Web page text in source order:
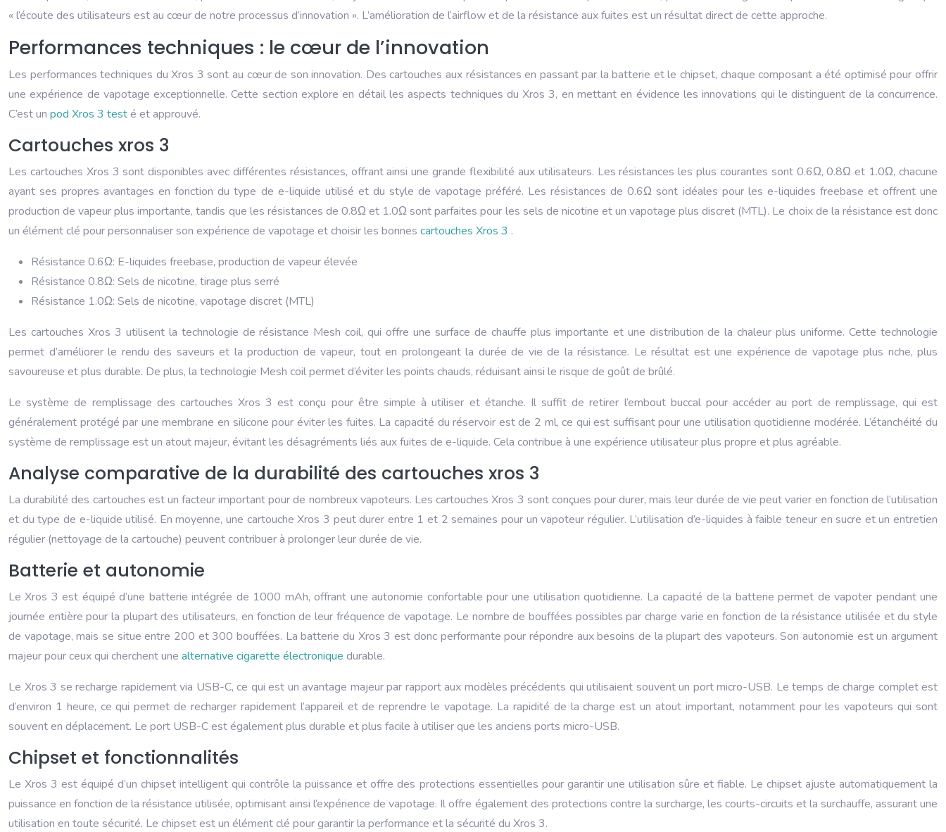
« l’écoute des utilisateurs est au cœur de notre processus d’innovation ». L’amélioration de l’airflow et de la résistance aux fuites est un résultat direct de cette approche.
Performances techniques : le cœur de l’innovation
Les performances techniques du Xros 3 sont au cœur de son innovation. Des cartouches aux résistances en passant par la batterie et le chipset, chaque composant a été optimisé pour offrir
une expérience de vapotage exceptionnelle. Cette section explore en détail les aspects techniques du Xros 3, en mettant en évidence les innovations qui le distinguent de la concurrence.
C’est un pod Xros 3 testé et approuvé.
Cartouches xros 3
Les cartouches Xros 3 sont disponibles avec différentes résistances, offrant ainsi une grande flexibilité aux utilisateurs. Les résistances les plus courantes sont 0.6Ω, 0.8Ω et 1.0Ω, chacune
ayant ses propres avantages en fonction du type de e-liquide utilisé et du style de vapotage préféré. Les résistances de 0.6Ω sont idéales pour les e-liquides freebase et offrent une
production de vapeur plus importante, tandis que les résistances de 0.8Ω et 1.0Ω sont parfaites pour les sels de nicotine et un vapotage plus discret (MTL). Le choix de la résistance est donc
un élément clé pour personnaliser son expérience de vapotage et choisir les bonnes cartouches Xros 3 .
Résistance 0.6Ω: E-liquides freebase, production de vapeur élevée
Résistance 0.8Ω: Sels de nicotine, tirage plus serré
Résistance 1.0Ω: Sels de nicotine, vapotage discret (MTL)
Les cartouches Xros 3 utilisent la technologie de résistance Mesh coil, qui offre une surface de chauffe plus importante et une distribution de la chaleur plus uniforme. Cette technologie
permet d’améliorer le rendu des saveurs et la production de vapeur, tout en prolongeant la durée de vie de la résistance. Le résultat est une expérience de vapotage plus riche, plus
savoureuse et plus durable. De plus, la technologie Mesh coil permet d’éviter les points chauds, réduisant ainsi le risque de goût de brûlé.
Le système de remplissage des cartouches Xros 3 est conçu pour être simple à utiliser et étanche. Il suffit de retirer l’embout buccal pour accéder au port de remplissage, qui est
généralement protégé par une membrane en silicone pour éviter les fuites. La capacité du réservoir est de 2 ml, ce qui est suffisant pour une utilisation quotidienne modérée. L’étanchéité du
système de remplissage est un atout majeur, évitant les désagréments liés aux fuites de e-liquide. Cela contribue à une expérience utilisateur plus propre et plus agréable.
Analyse comparative de la durabilité des cartouches xros 3
La durabilité des cartouches est un facteur important pour de nombreux vapoteurs. Les cartouches Xros 3 sont conçues pour durer, mais leur durée de vie peut varier en fonction de l’utilisation
et du type de e-liquide utilisé. En moyenne, une cartouche Xros 3 peut durer entre 1 et 2 semaines pour un vapoteur régulier. L’utilisation d’e-liquides à faible teneur en sucre et un entretien
régulier (nettoyage de la cartouche) peuvent contribuer à prolonger leur durée de vie.
Batterie et autonomie
Le Xros 3 est équipé d’une batterie intégrée de 1000 mAh, offrant une autonomie confortable pour une utilisation quotidienne. La capacité de la batterie permet de vapoter pendant une
journée entière pour la plupart des utilisateurs, en fonction de leur fréquence de vapotage. Le nombre de bouffées possibles par charge varie en fonction de la résistance utilisée et du style
de vapotage, mais se situe entre 200 et 300 bouffées. La batterie du Xros 3 est donc performante pour répondre aux besoins de la plupart des vapoteurs. Son autonomie est un argument
majeur pour ceux qui cherchent une alternative cigarette électronique durable.
Le Xros 3 se recharge rapidement via USB-C, ce qui est un avantage majeur par rapport aux modèles précédents qui utilisaient souvent un port micro-USB. Le temps de charge complet est
d’environ 1 heure, ce qui permet de recharger rapidement l’appareil et de reprendre le vapotage. La rapidité de la charge est un atout important, notamment pour les vapoteurs qui sont
souvent en déplacement. Le port USB-C est également plus durable et plus facile à utiliser que les anciens ports micro-USB.
Chipset et fonctionnalités
Le Xros 3 est équipé d’un chipset intelligent qui contrôle la puissance et offre des protections essentielles pour garantir une utilisation sûre et fiable. Le chipset ajuste automatiquement la
puissance en fonction de la résistance utilisée, optimisant ainsi l’expérience de vapotage. Il offre également des protections contre la surcharge, les courts-circuits et la surchauffe, assurant une
utilisation en toute sécurité. Le chipset est un élément clé pour garantir la performance et la sécurité du Xros 3.